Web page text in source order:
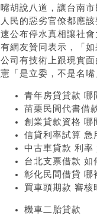
嘴胡說八道，讓台南
人民的惡劣官僚都應
速公布停水真相讓社
有網友贊同表示，「
公司有技術上跟現實
憲「是立委，不是名
青年房貸貸款 哪
苗栗民間代書借
創業貸款資格 哪
信貸利率試算 急
中古車貸款 利率
台北支票借款 如
彰化民間借貸 哪
買車頭期款 審核
機車二胎貸款